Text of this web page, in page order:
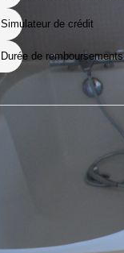
Simulateur de crédit
Durée de remboursements